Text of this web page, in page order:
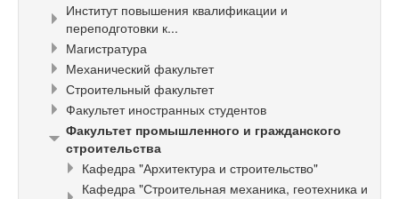
Институт повышения квалификации и
переподготовки к...
Магистратура
Механический факультет
Строительный факультет
Факультет иностранных студентов
Факультет промышленного и гражданского
строительства
Кафедра "Архитектура и строительство"
Кафедра "Строительная механика, геотехника и